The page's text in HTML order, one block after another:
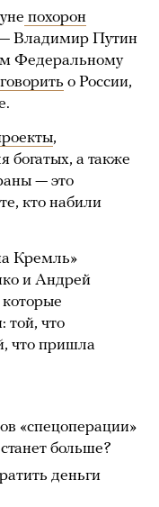
похорон
Владимир Путин
Федеральному
о России,
,
богатых, а также
— это
кто набили
Кремль»
и Андрей
той, что
что пришла
«спецоперации»
больше?
деньги